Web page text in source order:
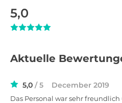
5,0
Aktuelle
5,0 / 5 December 2019
Das Personal war sehr